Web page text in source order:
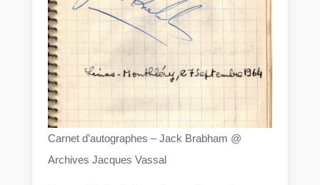
Carnet d’autographes – Jack Brabham @
Archives Jacques Vassal